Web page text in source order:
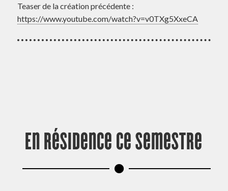
Teaser de la création précédente :
https://www.youtube.com/watch?v=v0TXg5XxeCA
En résidence ce semestre